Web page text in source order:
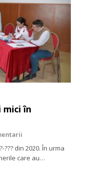
mici în
??? din 2020. În urma
care au…